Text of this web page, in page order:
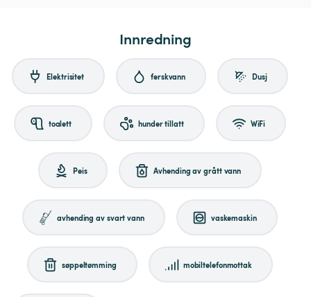
Innredning
Elektrisitet ferskvann Dusj
toalett hunder tillatt WiFi
Peis Avhending av grått vann
avhending av svart vann vaskemaskin
søppeltømming mobiltelefonmottak